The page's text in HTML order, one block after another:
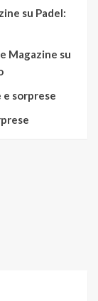
su Padel:
Magazine su
e sorprese